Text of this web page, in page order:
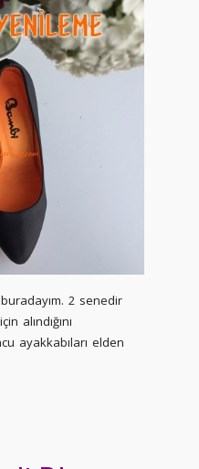
2 senedir
alındığını
ayakkabıları elden